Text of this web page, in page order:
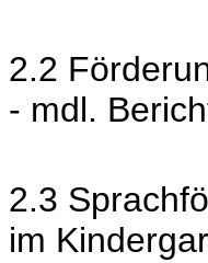
2.2
- mdl.
2.3
im